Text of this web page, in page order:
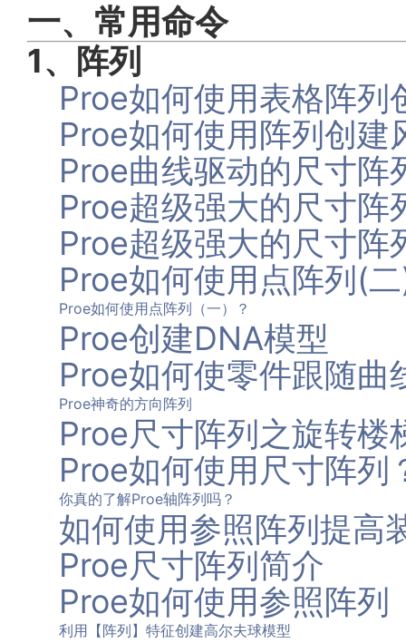
一、常用命令
1、阵列
Proe如何使用表格阵列
Proe如何使用阵列创建
Proe曲线驱动的尺寸阵
Proe超级强大的尺寸阵
Proe超级强大的尺寸阵
Proe如何使用点阵列(
Proe如何使用点阵列（一）？
Proe创建DNA模型
Proe如何使零件跟随曲
Proe神奇的方向阵列
Proe尺寸阵列之旋转楼
Proe如何使用尺寸阵列
你真的了解Proe轴阵列吗？
如何使用参照阵列提高
Proe尺寸阵列简介
Proe如何使用参照阵列
利用【阵列】特征创建高尔夫球模型